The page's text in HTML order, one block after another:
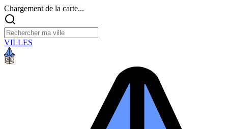
Chargement de la carte...
VILLES